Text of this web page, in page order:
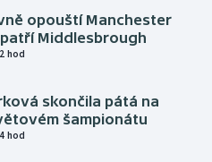
opouští Manchester
Middlesbrough
hod
skončila pátá na
šampionátu
hod